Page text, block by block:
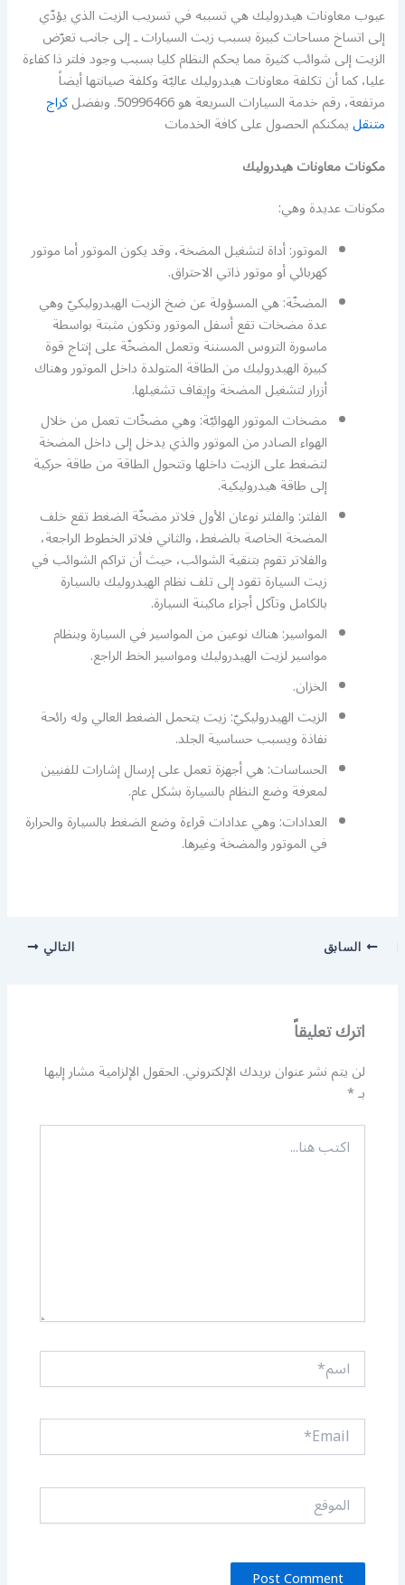
عيوب معاونات هيدروليك هي تسببه في تسريب الزيت الذي يؤدّي
إلى اتساخ مساحات كبيرة بسبب زيت السيارات ـ إلى جانب تعرّض
الزيت إلى شوائب كثيرة مما يحكم النظام كليا بسبب وجود فلتر ذا كفاءة
عليا، كما أن تكلفة معاونات هيدروليك عاليّة وكلفة صيانتها أيضاً
مرتفعة، رقم خدمة السيارات السريعة هو 50996466. وبفضل كراج
متنقليمكنكم الحصول على كافة الخدمات
مكونات معاونات هيدروليك
مكونات عديدة وهي:
الموتور: أداة لتشغيل المضخة، وقد يكون الموتور أما موتور
كهربائي أو موتور ذاتي الاحتراق.
المضخّة: هي المسؤولة عن ضخ الزيت الهيدروليكيّ وهي
عدة مضخات تقع أسفل الموتور وتكون مثبتة بواسطة
ماسورة التروس المسننة وتعمل المضخّة على إنتاج قوة
كبيرة الهيدروليك من الطاقة المتولدة داخل الموتور وهناك
أزرار لتشغيل المضخة وإيقاف تشغيلها.
مضخات الموتور الهوائيّة: وهي مضخّات تعمل من خلال
الهواء الصادر من الموتور والذي يدخل إلى داخل المضخة
لتضغط على الزيت داخلها وتتحول الطاقة من طاقة حركية
إلى طاقة هيدروليكية.
الفلتر: والفلتر نوعان الأول فلاتر مضخّة الضغط تقع خلف
المضخة الخاصة بالضغط، والثاني فلاتر الخطوط الراجعة،
والفلاتر تقوم بتنقية الشوائب، حيث أن تراكم الشوائب في
زيت السيارة تقود إلى تلف نظام الهيدروليك بالسيارة
بالكامل وتآكل أجزاء ماكينة السيارة.
المواسير: هناك نوعين من المواسير في السيارة وبنظام
مواسير لزيت الهيدروليك ومواسير الخط الراجع.
الخزان.
الزيت الهيدروليكيّ: زيت يتحمل الضغط العالي وله رائحة
نفاذة ويسبب حساسية الجلد.
الحساسات: هي أجهزة تعمل على إرسال إشارات للفنيين
لمعرفة وضع النظام بالسيارة بشكل عام.
العدادات: وهي عدادات قراءة وضع الضغط بالسيارة والحرارة
في الموتور والمضخة وغيرها.
السابق التالي
اترك تعليقاً
لن يتم نشر عنوان بريدك الإلكتروني.الحقول الإلزامية مشار إليها
بـ*
اكتب
هنا...
اسم*
Email*
الموقع